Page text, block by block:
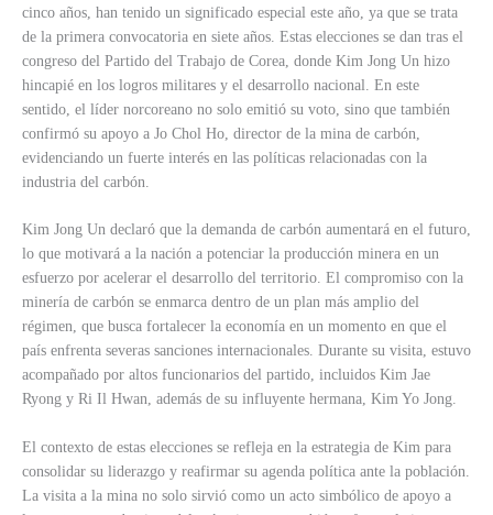
cinco años, han tenido un significado especial este año, ya que se trata
de la primera convocatoria en siete años. Estas elecciones se dan tras el
congreso del Partido del Trabajo de Corea, donde Kim Jong Un hizo
hincapié en los logros militares y el desarrollo nacional. En este
sentido, el líder norcoreano no solo emitió su voto, sino que también
confirmó su apoyo a Jo Chol Ho, director de la mina de carbón,
evidenciando un fuerte interés en las políticas relacionadas con la
industria del carbón.
Kim Jong Un declaró que la demanda de carbón aumentará en el futuro,
lo que motivará a la nación a potenciar la producción minera en un
esfuerzo por acelerar el desarrollo del territorio. El compromiso con la
minería de carbón se enmarca dentro de un plan más amplio del
régimen, que busca fortalecer la economía en un momento en que el
país enfrenta severas sanciones internacionales. Durante su visita, estuvo
acompañado por altos funcionarios del partido, incluidos Kim Jae
Ryong y Ri Il Hwan, además de su influyente hermana, Kim Yo Jong.
El contexto de estas elecciones se refleja en la estrategia de Kim para
consolidar su liderazgo y reafirmar su agenda política ante la población.
La visita a la mina no solo sirvió como un acto simbólico de apoyo a